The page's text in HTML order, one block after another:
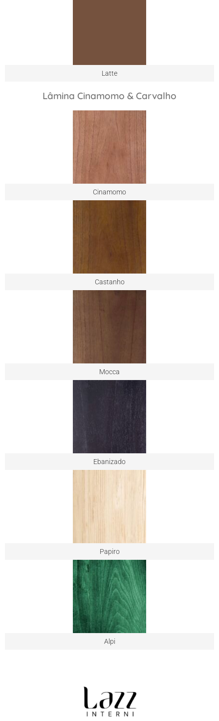
Latte
Lâmina Cinamomo & Carvalho
Cinamomo
Castanho
Mocca
Ebanizado
Papiro
Alpi